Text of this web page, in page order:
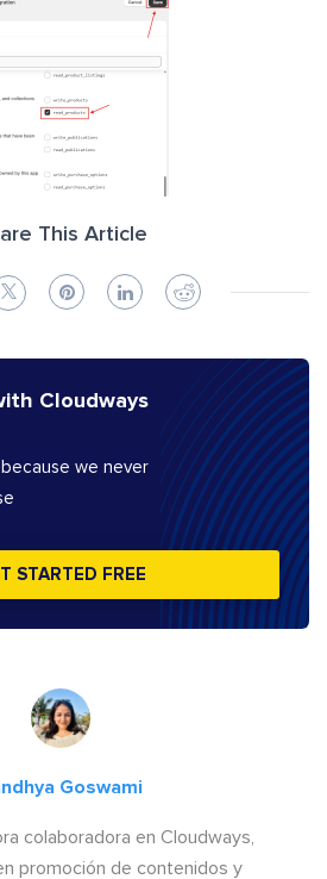
This Article
Cloudways
we never
STARTED FREE
Goswami
colaboradora en Cloudways,
promoción de contenidos y